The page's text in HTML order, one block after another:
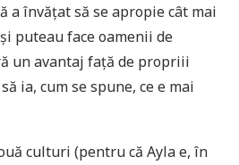
a învățat să se apropie cât mai
puteau face oamenii de
un avantaj față de propriii
ia, cum se spune, ce e mai
culturi (pentru că Ayla e, în